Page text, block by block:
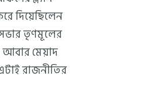
দিয়েছিলেন
তৃণমূলের
আবার মেয়াদ
রাজনীতির